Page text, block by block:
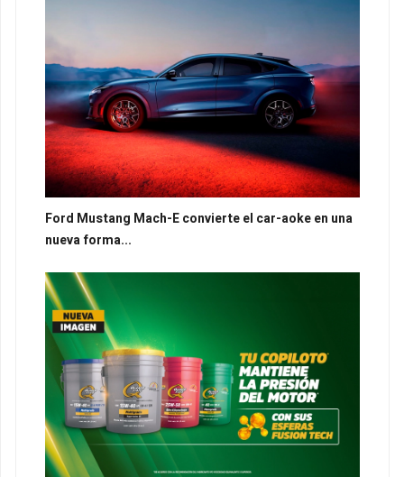
Ford Mustang Mach-E convierte el car-aoke en una
nueva forma...